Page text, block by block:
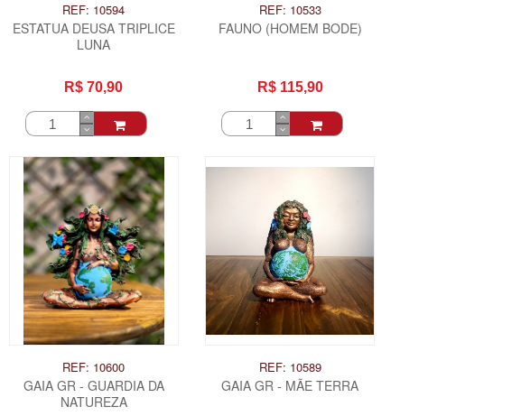
REF: 10594
ESTATUA DEUSA TRIPLICE
LUNA
R$ 70,90
REF: 10533
FAUNO (HOMEM BODE)
R$ 115,90
REF: 10600
GAIA GR - GUARDIA DA
NATUREZA
REF: 10589
GAIA GR - MÃE TERRA